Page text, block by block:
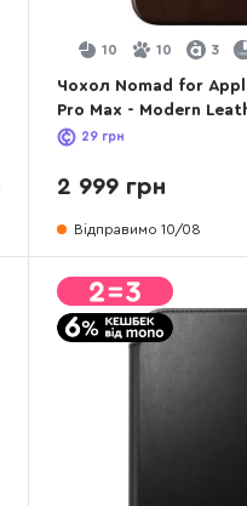
10 10 3
Чохол Nomad for
Pro Max - Modern
Rustic Brown
29грн
2 999 грн
Відправимо 10/08